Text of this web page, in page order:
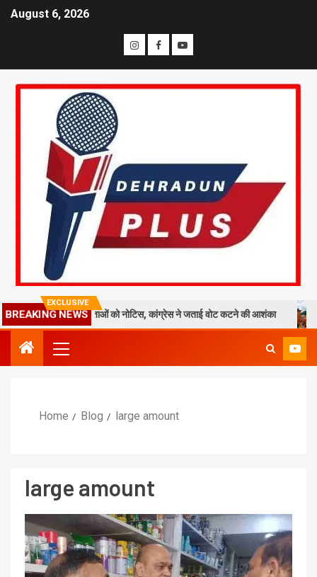
August 6, 2026
EXCLUSIVE
BREAKING NEWS
लाख मतदाताओं को नोटिस, कांग्रेस ने जताई वोट कटने की आशंका
Home Blog large amount
large amount